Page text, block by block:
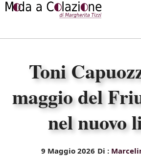
Toni
maggio del
nel nuovo
9 Maggio 2026 Di :